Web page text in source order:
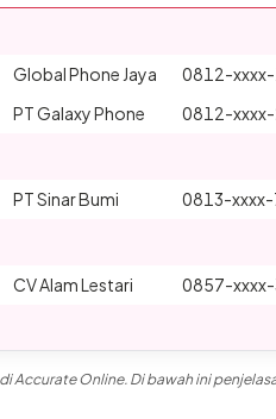
Global Phone Jaya 0812-xxxx-
PT Galaxy Phone 0812-
PT Sinar Bumi 0813-xxxx-
CV Alam Lestari 0857-
CV Cahaya Ponsel 0857-xxxx-
Accurate Online. Di bawah ini